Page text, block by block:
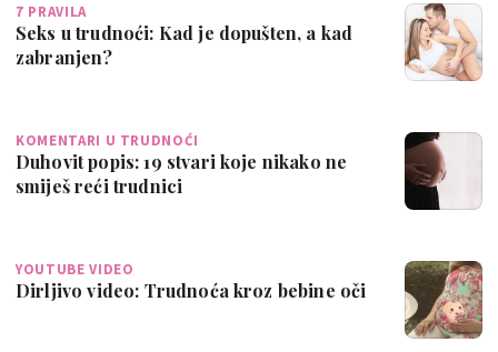
7 PRAVILA
Seks u trudnoći: Kad je dopušten, a kad
zabranjen?
KOMENTARI U TRUDNOĆI
Duhovit popis: 19 stvari koje nikako ne
smiješ reći trudnici
YOUTUBE VIDEO
Dirljivo video: Trudnoća kroz bebine oči